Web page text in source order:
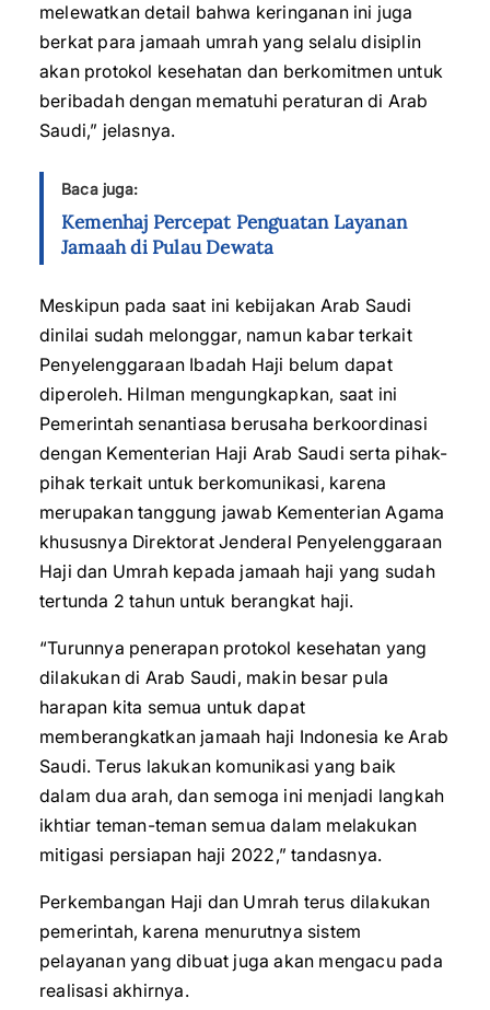
melewatkan detail bahwa keringanan ini juga
berkat para jamaah umrah yang selalu disiplin
akan protokol kesehatan dan berkomitmen untuk
beribadah dengan mematuhi peraturan di Arab
Saudi,” jelasnya.
Baca juga:
Kemenhaj Percepat Penguatan Layanan
Jamaah di Pulau Dewata
Meskipun pada saat ini kebijakan Arab Saudi
dinilai sudah melonggar, namun kabar terkait
Penyelenggaraan Ibadah Haji belum dapat
diperoleh. Hilman mengungkapkan, saat ini
Pemerintah senantiasa berusaha berkoordinasi
dengan Kementerian Haji Arab Saudi serta pihak-
pihak terkait untuk berkomunikasi, karena
merupakan tanggung jawab Kementerian Agama
khususnya Direktorat Jenderal Penyelenggaraan
Haji dan Umrah kepada jamaah haji yang sudah
tertunda 2 tahun untuk berangkat haji.
“Turunnya penerapan protokol kesehatan yang
dilakukan di Arab Saudi, makin besar pula
harapan kita semua untuk dapat
memberangkatkan jamaah haji Indonesia ke Arab
Saudi. Terus lakukan komunikasi yang baik
dalam dua arah, dan semoga ini menjadi langkah
ikhtiar teman-teman semua dalam melakukan
mitigasi persiapan haji 2022,” tandasnya.
Perkembangan Haji dan Umrah terus dilakukan
pemerintah, karena menurutnya sistem
pelayanan yang dibuat juga akan mengacu pada
realisasi akhirnya.